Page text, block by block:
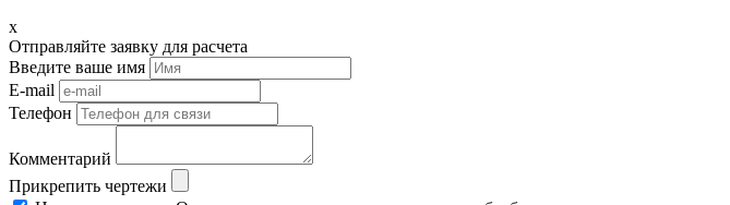
x
Отправляйте заявку для расчета
Введите ваше имя
E-mail
Телефон
Комментарий
Прикрепить чертежи